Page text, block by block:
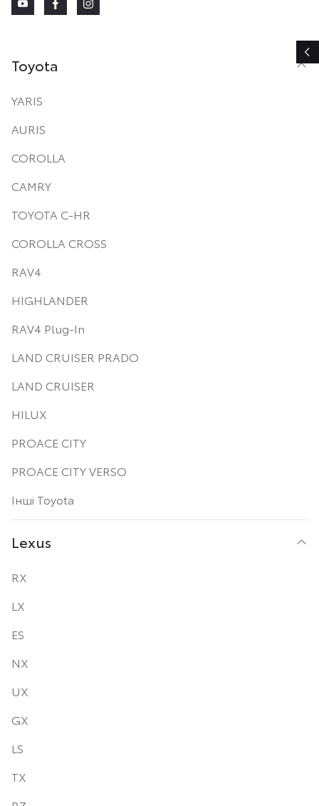
Toyota
YARIS
AURIS
COROLLA
CAMRY
TOYOTA C-HR
COROLLA CROSS
RAV4
HIGHLANDER
RAV4 Plug-In
LAND CRUISER PRADO
LAND CRUISER
HILUX
PROACE CITY
PROACE CITY VERSO
Інші Toyota
Lexus
RX
LX
ES
NX
UX
GX
LS
TX